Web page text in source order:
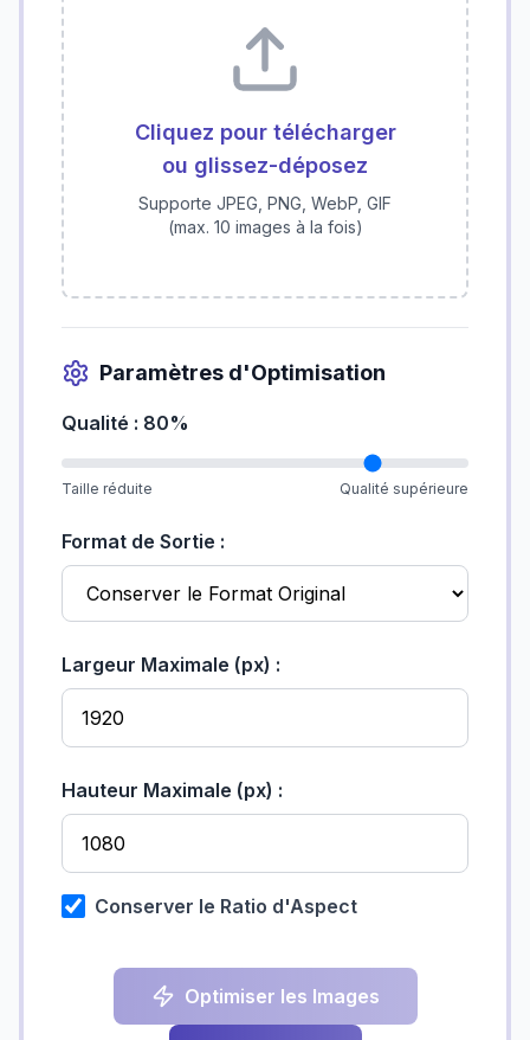
Cliquez pour télécharger
ou glissez-déposez
Supporte JPEG, PNG, WebP, GIF
(max. 10 images à la fois)
Paramètres d'Optimisation
Qualité : 80%
Taille réduite Qualité supérieure
Format de Sortie :
Largeur Maximale (px) :
Hauteur Maximale (px) :
Conserver le Ratio d'Aspect
Optimiser les Images